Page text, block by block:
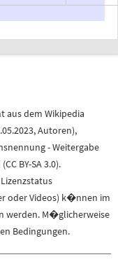
aus dem Wikipedia
,Autoren),
- Weitergabe
BY-SA 3.0).
oder Videos) k�nnen im
werden. M�glicherweise
Bedingungen.